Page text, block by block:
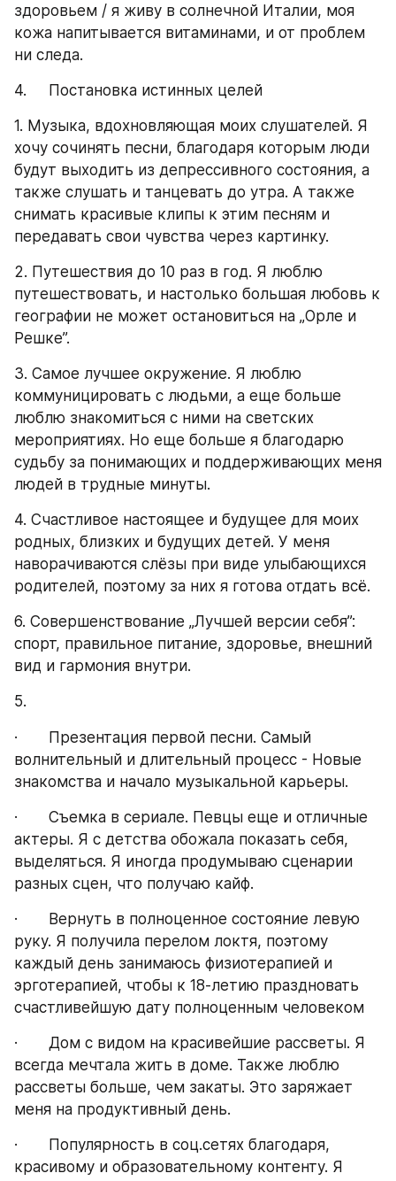
здоровьем / я живу в солнечной Италии, моя
кожа напитывается витаминами, и от проблем
ни следа.
4.     Постановка истинных целей
1. Музыка, вдохновляющая моих слушателей. Я
хочу сочинять песни, благодаря которым люди
будут выходить из депрессивного состояния, а
также слушать и танцевать до утра. А также
снимать красивые клипы к этим песням и
передавать свои чувства через картинку.
2. Путешествия до 10 раз в год. Я люблю
путешествовать, и настолько большая любовь к
географии не может остановиться на „Орле и
Решке”.
3. Самое лучшее окружение. Я люблю
коммуницировать с людьми, а еще больше
люблю знакомиться с ними на светских
мероприятиях. Но еще больше я благодарю
судьбу за понимающих и поддерживающих меня
людей в трудные минуты.
4. Счастливое настоящее и будущее для моих
родных, близких и будущих детей. У меня
наворачиваются слёзы при виде улыбающихся
родителей, поэтому за них я готова отдать всё.
6. Совершенствование „Лучшей версии себя”:
спорт, правильное питание, здоровье, внешний
вид и гармония внутри.
5.
·       Презентация первой песни. Самый
волнительный и длительный процесс - Новые
знакомства и начало музыкальной карьеры.
·       Съемка в сериале. Певцы еще и отличные
актеры. Я с детства обожала показать себя,
выделяться. Я иногда продумываю сценарии
разных сцен, что получаю кайф.
·       Вернуть в полноценное состояние левую
руку. Я получила перелом локтя, поэтому
каждый день занимаюсь физиотерапией и
эрготерапией, чтобы к 18-летию праздновать
счастливейшую дату полноценным человеком
·       Дом с видом на красивейшие рассветы. Я
всегда мечтала жить в доме. Также люблю
рассветы больше, чем закаты. Это заряжает
меня на продуктивный день.
·       Популярность в соц.сетях благодаря,
красивому и образовательному контенту. Я